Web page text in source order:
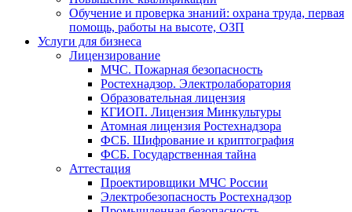
Обучение и проверка знаний: охрана труда, первая
помощь, работы на высоте, ОЗП
Услуги для бизнеса
Лицензирование
МЧС. Пожарная безопасность
Ростехнадзор. Электролаборатория
Образовательная лицензия
КГИОП. Лицензия Минкультуры
Атомная лицензия Ростехнадзора
ФСБ. Шифрование и криптография
ФСБ. Государственная тайна
Аттестация
Проектировщики МЧС России
Электробезопасность Ростехнадзор